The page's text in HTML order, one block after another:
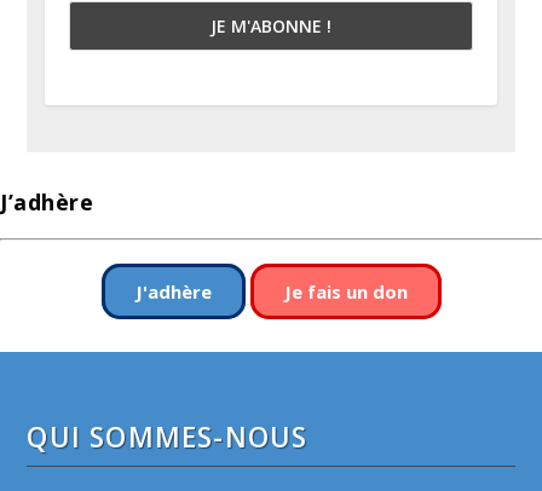
J’adhère
J'adhère Je fais un don
QUI SOMMES-NOUS